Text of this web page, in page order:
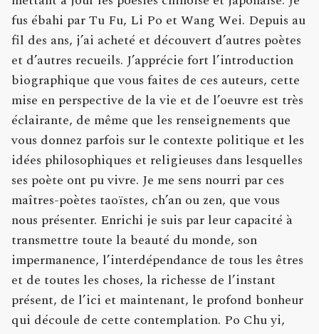
fus ébahi par Tu Fu, Li Po et Wang Wei. Depuis au
fil des ans, j’ai acheté et découvert d’autres poètes
et d’autres recueils. J’apprécie fort l’introduction
biographique que vous faites de ces auteurs, cette
mise en perspective de la vie et de l’oeuvre est très
éclairante, de même que les renseignements que
vous donnez parfois sur le contexte politique et les
idées philosophiques et religieuses dans lesquelles
ses poète ont pu vivre. Je me sens nourri par ces
maîtres-poètes taoïstes, ch’an ou zen, que vous
nous présenter. Enrichi je suis par leur capacité à
transmettre toute la beauté du monde, son
impermanence, l’interdépendance de tous les êtres
et de toutes les choses, la richesse de l’instant
présent, de l’ici et maintenant, le profond bonheur
qui découle de cette contemplation. Po Chu yi,